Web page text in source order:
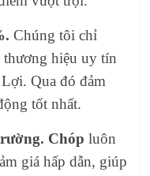
Chúng tôi chỉ
thương hiệu uy tín
Qua đó đảm
tốt nhất.
Chópluôn
giá hấp dẫn, giúp